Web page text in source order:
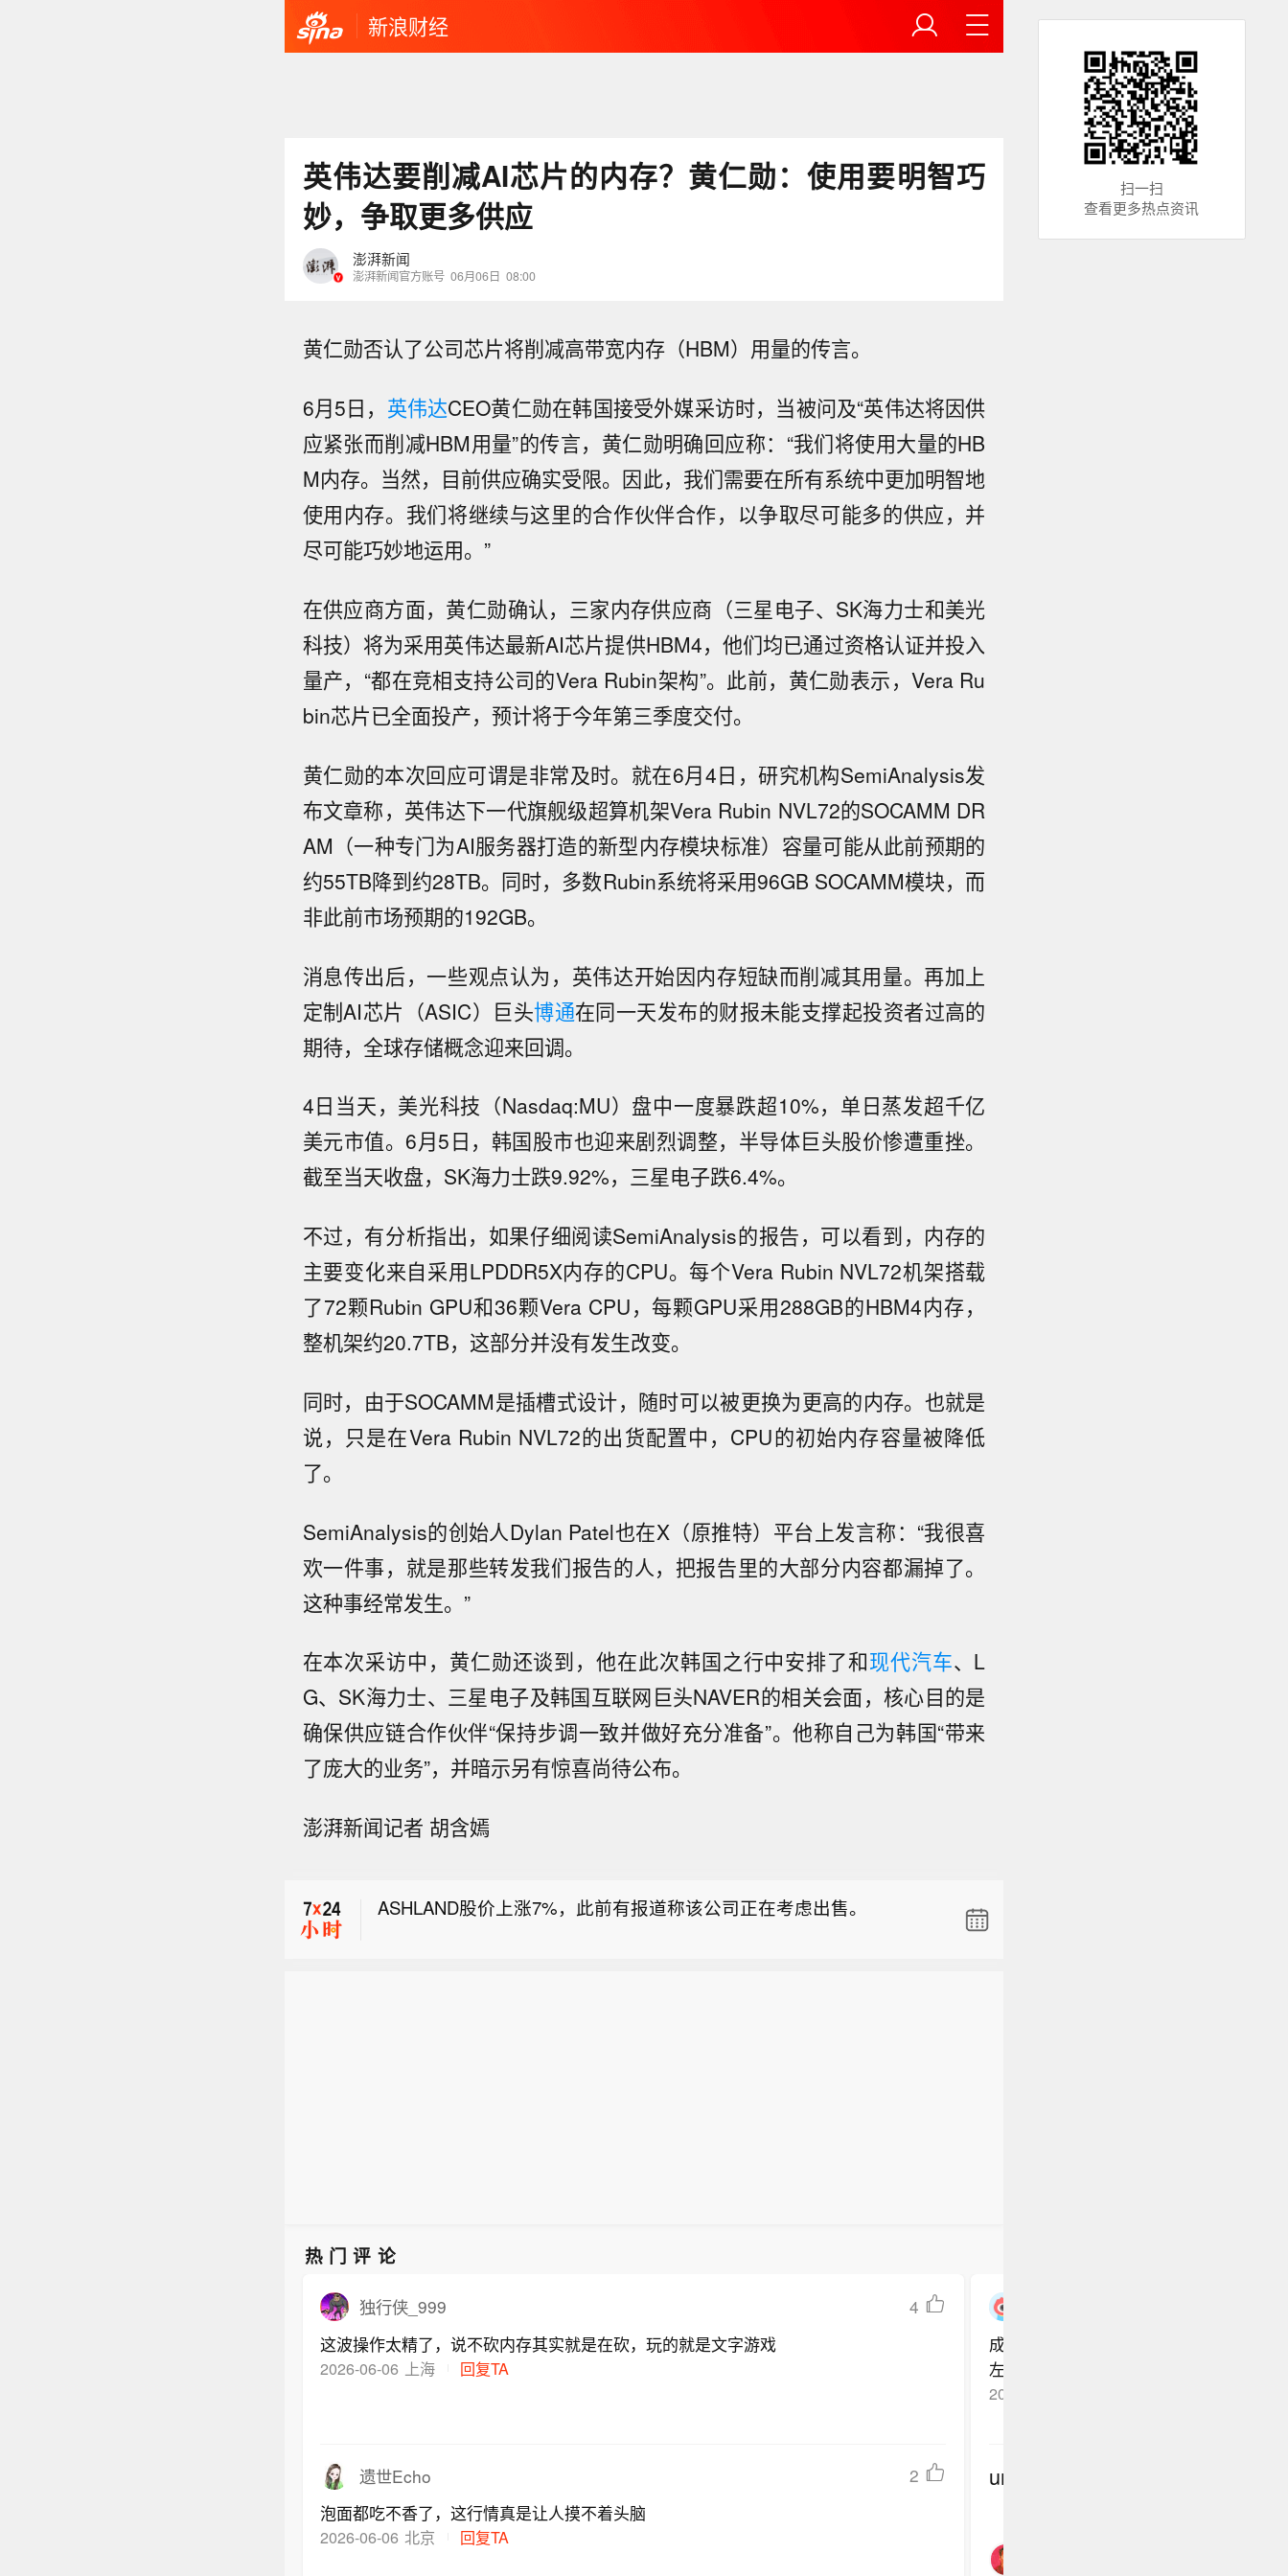
新浪财经
英伟达要削减AI芯片的内存？黄仁勋：使用要明智巧
妙，争取更多供应
澎湃新闻
澎湃新闻官方账号 06月06日 08:00
黄仁勋否认了公司芯片将削减高带宽内存（HBM）用量的传言。
6月5日， 英伟达CEO黄仁勋在韩国接受外媒采访时，当被问及“英伟达将因供
应紧张而削减HBM用量”的传言，黄仁勋明确回应称：“我们将使用大量的HB
M内存。当然，目前供应确实受限。因此，我们需要在所有系统中更加明智地
使用内存。我们将继续与这里的合作伙伴合作，以争取尽可能多的供应，并
尽可能巧妙地运用。”
在供应商方面，黄仁勋确认，三家内存供应商（三星电子、SK海力士和美光
科技）将为采用英伟达最新AI芯片提供HBM4，他们均已通过资格认证并投入
量产，“都在竞相支持公司的Vera Rubin架构”。此前，黄仁勋表示，Vera Ru
bin芯片已全面投产，预计将于今年第三季度交付。
黄仁勋的本次回应可谓是非常及时。就在6月4日，研究机构SemiAnalysis发
布文章称，英伟达下一代旗舰级超算机架Vera Rubin NVL72的SOCAMM DR
AM（一种专门为AI服务器打造的新型内存模块标准）容量可能从此前预期的
约55TB降到约28TB。同时，多数Rubin系统将采用96GB SOCAMM模块，而
非此前市场预期的192GB。
消息传出后，一些观点认为，英伟达开始因内存短缺而削减其用量。再加上
定制AI芯片（ASIC）巨头博通在同一天发布的财报未能支撑起投资者过高的
期待，全球存储概念迎来回调。
4日当天，美光科技（Nasdaq:MU）盘中一度暴跌超10%，单日蒸发超千亿
美元市值。6月5日，韩国股市也迎来剧烈调整，半导体巨头股价惨遭重挫。
截至当天收盘，SK海力士跌9.92%，三星电子跌6.4%。
不过，有分析指出，如果仔细阅读SemiAnalysis的报告，可以看到，内存的
主要变化来自采用LPDDR5X内存的CPU。每个Vera Rubin NVL72机架搭载
了72颗Rubin GPU和36颗Vera CPU，每颗GPU采用288GB的HBM4内存，
整机架约20.7TB，这部分并没有发生改变。
同时，由于SOCAMM是插槽式设计，随时可以被更换为更高的内存。也就是
说，只是在Vera Rubin NVL72的出货配置中，CPU的初始内存容量被降低
了。
SemiAnalysis的创始人Dylan Patel也在X（原推特）平台上发言称：“我很喜
欢一件事，就是那些转发我们报告的人，把报告里的大部分内容都漏掉了。
这种事经常发生。”
在本次采访中，黄仁勋还谈到，他在此次韩国之行中安排了和现代汽车、L
G、SK海力士、三星电子及韩国互联网巨头NAVER的相关会面，核心目的是
确保供应链合作伙伴“保持步调一致并做好充分准备”。他称自己为韩国“带来
了庞大的业务”，并暗示另有惊喜尚待公布。
澎湃新闻记者 胡含嫣
ASHLAND股价上涨7%，此前有报道称该公司正在考虑出售。
涨11.78%，嘉楠科技涨10.55%，中比能源涨9.11%，大全新能源涨8.7
ASHLAND股价上涨7%，此前有报道称该公司正在考虑出售。
热门评论
独行侠_999
4
这波操作太精了，说不砍内存其实就是在砍，玩的就是文字游戏
2026-06-06 上海 回复TA
遗世Echo
2
泡面都吃不香了，这行情真是让人摸不着头脑
2026-06-06 北京 回复TA
成本太高，下游全部在亏损，脱离市场
左手倒右手玩套路为了上市收割，这是
2026-06-06
undefined
扫一扫
查看更多热点资讯